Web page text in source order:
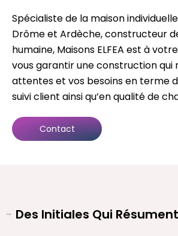
Spécialiste de la maison
Drôme et Ardèche, constructeur
humaine, Maisons ELFEA est à
vous garantir une construction qui
attentes et vos besoins en terme
suivi client ainsi qu’en qualité de
Contact
- Des Initiales Qui